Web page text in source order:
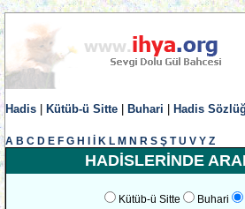
Hadis Kütüb-ü Sitte Buhari Hadis
A B C D E F G H K L M N R S Ş T U V Y Z
HADİSLERİNDE
Kütüb-ü Sitte Buhari